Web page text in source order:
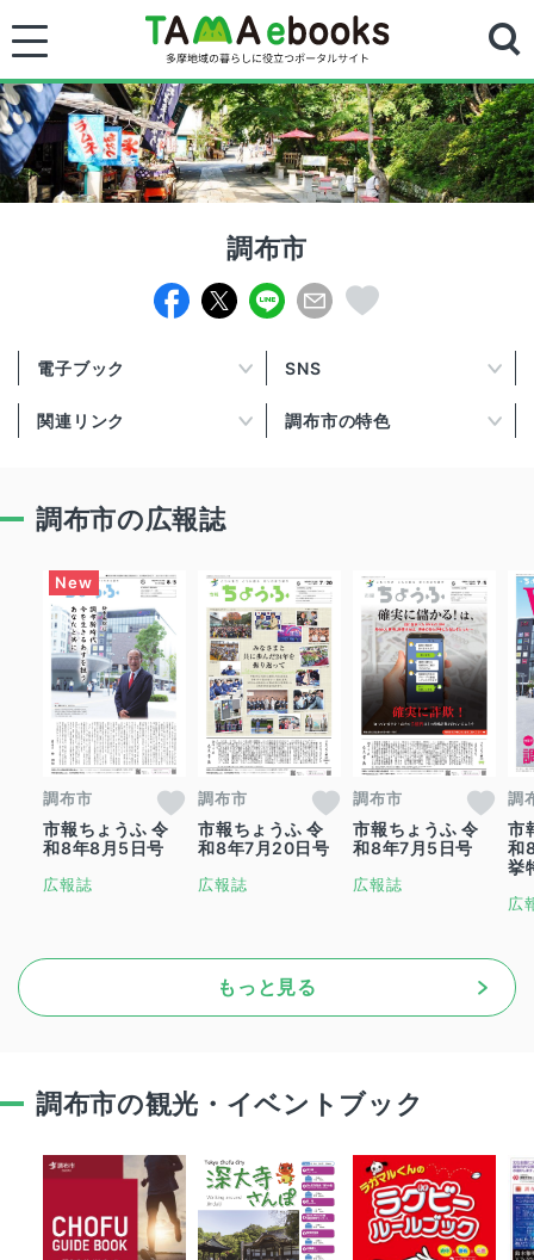
調布市
電子ブック SNS
関連リンク 調布市の特色
調布市の広報誌
調布市
市報ちょうふ 令
和8年8月5日号
広報誌
調布市
市報ちょうふ 令
和8年7月20日号
広報誌
調布市
市報ちょうふ 令
和8年7月5日号
広報誌
調
市
和
挙
広
もっと見る
調布市の観光・イベントブック